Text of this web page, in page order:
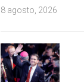
8 agosto, 2026